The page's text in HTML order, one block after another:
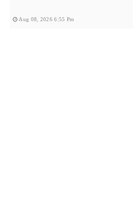
Aug 08, 2026 6:55 Pm